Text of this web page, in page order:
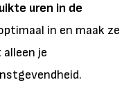
uren in de
in en maak ze
je